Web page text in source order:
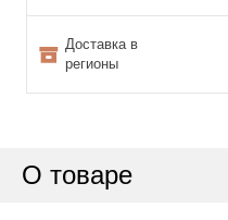
Доставка в
регионы
О товаре